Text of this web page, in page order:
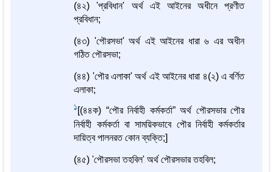
(৪২) 'প্রবিধান' অর্থ এই আইনের অধীনে প্রণীত
প্রবিধান;
(৪৩) 'পৌরসভা' অর্থ এই আইনের ধারা ৬ এর অধীন
গঠিত পৌরসভা;
(৪৪) 'পৌর এলাকা' অর্থ এই আইনের ধারা ৪(২) এ বর্ণিত
এলাকা;
1[(৪৪ক) “পৌর নির্বাহী কর্মকর্তা” অর্থ পৌরসভার পৌর
নির্বাহী কর্মকর্তা বা সাময়িকভাবে পৌর নির্বাহী কর্মকর্তার
দায়িত্ব পালনরত কোন ব্যক্তি;]
(৪৫) 'পৌরসভা তহবিল' অর্থ পৌরসভার তহবিল;